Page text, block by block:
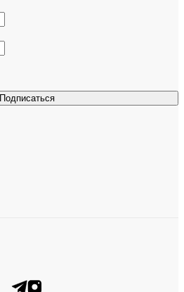
Подписаться